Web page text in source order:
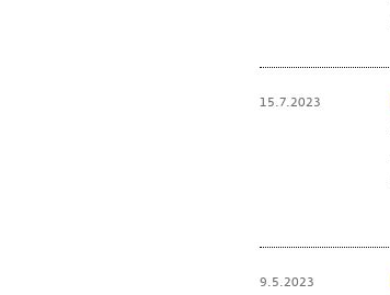
15.7.2023
9.5.2023